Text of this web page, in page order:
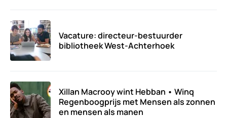
Vacature: directeur-bestuurder
bibliotheek West-Achterhoek
Xillan Macrooy wint Hebban • Winq
Regenboogprijs met Mensen als zonnen
en mensen als manen